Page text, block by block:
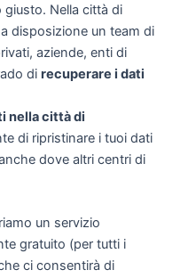
giusto. Nella città di
disposizione un team di
aziende, enti di
di recuperare i dati
nella città di
di ripristinare i tuoi dati
dove altri centri di
un servizio
gratuito (per tutti i
ci consentirà di